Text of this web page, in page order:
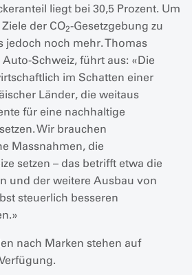
liegt bei 30,5 Prozent. Um
der CO2-Gesetzgebung zu
jedoch noch mehr. Thomas
Schweiz, führt aus: «Die
im Schatten einer
Länder, die weitaus
für eine nachhaltige
Wir brauchen
Massnahmen, die
setzen – das betrifft etwa die
und der weitere Ausbau von
steuerlich besseren
nach Marken stehen auf